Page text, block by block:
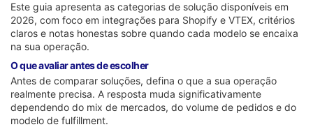
Este guia apresenta as categorias de solução disponíveis em
2026, com foco em integrações para Shopify e VTEX, critérios
claros e notas honestas sobre quando cada modelo se encaixa
na sua operação.
O que avaliar antes de escolher
Antes de comparar soluções, defina o que a sua operação
realmente precisa. A resposta muda significativamente
dependendo do mix de mercados, do volume de pedidos e do
modelo de fulfillment.